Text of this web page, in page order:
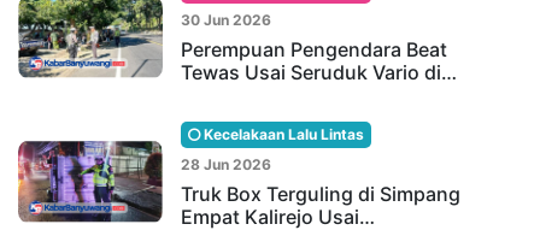
30 Jun 2026
Perempuan Pengendara Beat
Tewas Usai Seruduk Vario di…
Kecelakaan Lalu Lintas
28 Jun 2026
Truk Box Terguling di Simpang
Empat Kalirejo Usai…